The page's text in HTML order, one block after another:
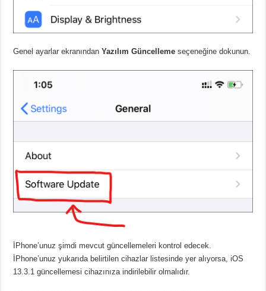
Genel ayarlar ekranındanYazılım Güncelleme seçeneğine dokunun.
İPhone’unuz şimdi mevcut güncellemeleri kontrol edecek.
İPhone’unuz yukarıda belirtilen cihazlar listesinde yer alıyorsa, iOS
13.3.1 güncellemesi cihazınıza indirilebilir olmalıdır.